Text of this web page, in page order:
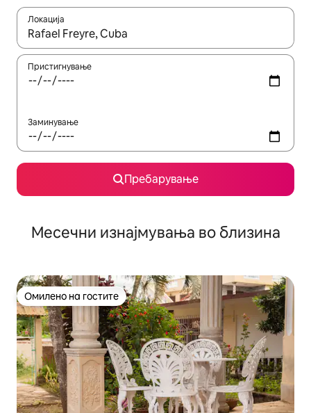
Локација
Кога резултатите се достапни, движете се со копчињата
Пристигнување
Заминување
Пребарување
Месечни изнајмувања во близина
Омилено на гостите
Омилено на гостите